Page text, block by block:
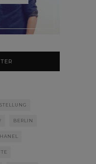
BERLIN